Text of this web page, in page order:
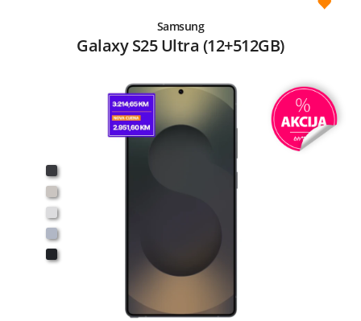
Samsung
Galaxy S25 Ultra (12+512GB)